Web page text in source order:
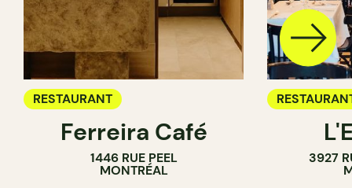
RESTAURANT
Ferreira Café
1446 RUE PEEL
MONTRÉAL
3927